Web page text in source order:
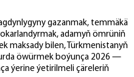
gazanmak, temmäkä
adamyň ömrüniň
maksady bilen, Türkmenistanyň
öwürmek boýunça 2026 —
ýerine ýetirilmeli çäreleriň